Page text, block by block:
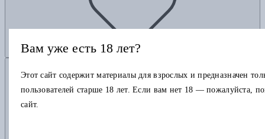
Вам уже есть 18 лет?
Этот сайт содержит материалы для взрослых и предназначен
пользователей старше 18 лет. Если вам нет 18 — пожалуйста,
сайт.